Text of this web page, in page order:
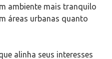
ambiente mais tranquilo
áreas urbanas quanto
alinha seus interesses